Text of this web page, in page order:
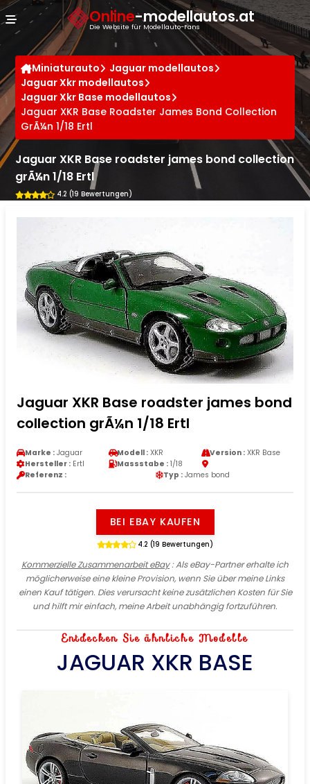
Online-modellautos.at
Die Website für Modellauto-Fans
Miniaturauto
Jaguar modellautos
Jaguar Xkr modellautos
Jaguar Xkr Base modellautos
Jaguar XKR Base Roadster James Bond Collection
GrÃ¼n 1/18 Ertl
Jaguar XKR Base roadster james bond collection
grÃ¼n 1/18 Ertl
4.2 (19 Bewertungen)
Jaguar XKR Base roadster james bond
collection grÃ¼n 1/18 Ertl
Marke : Jaguar Modell : XKR Version :XKR Base
Hersteller : Ertl Massstabe : 1/18
Referenz :
Typ : James bond
BEI EBAY KAUFEN
4.2 (19 Bewertungen)
Kommerzielle Zusammenarbeit eBay: Als eBay-Partner erhalte ich
möglicherweise eine kleine Provision, wenn Sie über meine Links
einen Kauf tätigen. Dies verursacht keine zusätzlichen Kosten für Sie
und hilft mir einfach, meine Arbeit unabhängig fortzuführen.
Entdecken Sie ähnliche Modelle
JAGUAR XKR BASE
Cookie-Einstellungen